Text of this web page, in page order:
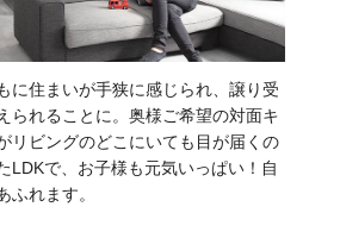
に住まいが手狭に感じられ、譲り受
られることに。奥様ご希望の対面キ
リビングのどこにいても目が届くの
LDKで、お子様も元気いっぱい！自
ふれます。